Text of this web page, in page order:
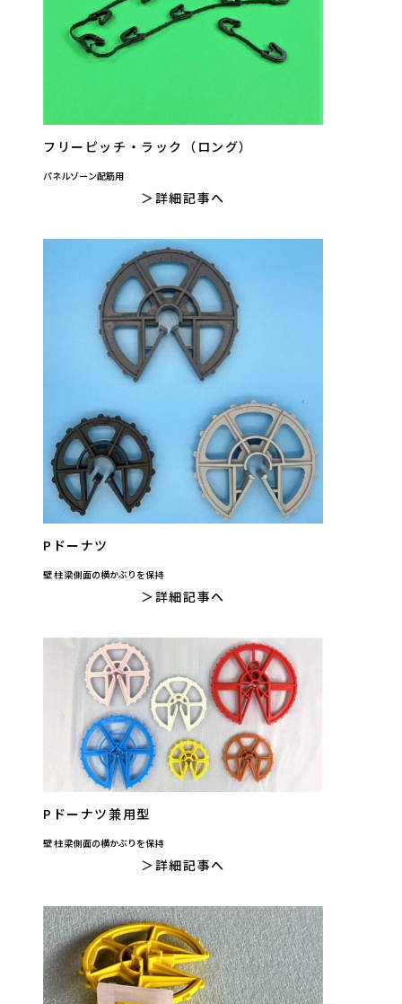
フリーピッチ・ラック（ロング）
パネルゾーン配筋用
詳細記事へ
Pドーナツ
壁 柱 梁側面の横かぶりを保持
詳細記事へ
Pドーナツ兼用型
壁 柱 梁側面の横かぶりを保持
詳細記事へ